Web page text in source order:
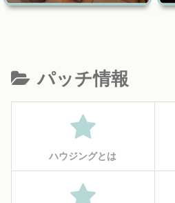
パッチ情報
ハウジングとは